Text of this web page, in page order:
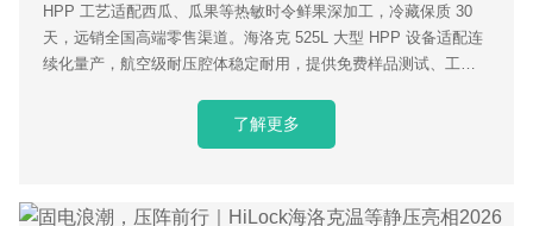
HPP 工艺适配西瓜、瓜果等热敏时令鲜果深加工，冷藏保质 30
天，远销全国高端零售渠道。海洛克 525L 大型 HPP 设备适配连
续化量产，航空级耐压腔体稳定耐用，提供免费样品测试、工艺
了解更多